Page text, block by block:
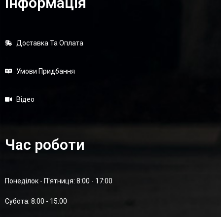
Доставка Та Оплата
Умови Придбання
Відео
Час роботи
Понеділок - П'ятниця: 8:00 - 17:00
Суботa: 8:00 - 15:00